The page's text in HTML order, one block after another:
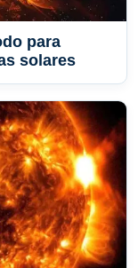
para
solares